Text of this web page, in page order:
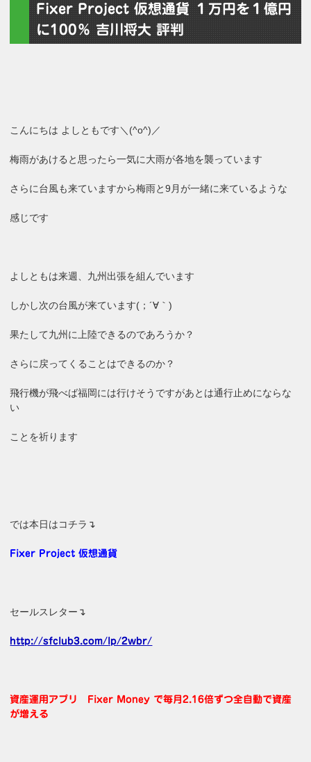
Fixer Project 仮想通貨 １万円を１億円
に100％ 吉川将大 評判
こんにちは よしともです＼(^o^)／
梅雨があけると思ったら一気に大雨が各地を襲っています
さらに台風も来ていますから梅雨と9月が一緒に来ているような
感じです
よしともは来週、九州出張を組んでいます
しかし次の台風が来ています(；´∀｀)
果たして九州に上陸できるのであろうか？
さらに戻ってくることはできるのか？
飛行機が飛べば福岡には行けそうですがあとは通行止めにならな
い
ことを祈ります
では本日はコチラ↴
Fixer Project 仮想通貨
セールスレター↴
http://sfclub3.com/lp/2wbr/
資産運用アプリ Fixer Money で毎月2.16倍ずつ全自動で資産
が増える